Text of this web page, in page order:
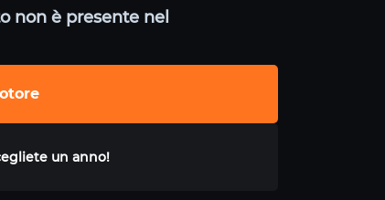
non è presente nel
un anno!